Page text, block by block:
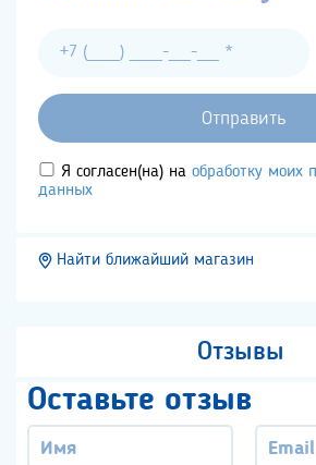
Я согласен(на) на обработку моих
данных
Найти ближайший магазин
Отзывы
Оставьте отзыв